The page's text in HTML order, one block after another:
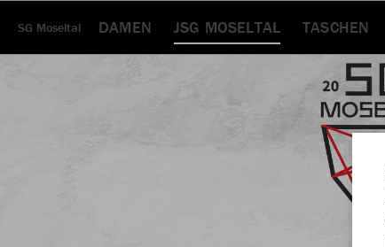
SG Moseltal DAMEN JSG MOSELTAL TASCHEN